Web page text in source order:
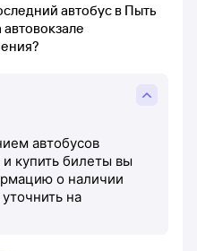
автобус в Пыть
автобусов
купить билеты вы
о наличии
на